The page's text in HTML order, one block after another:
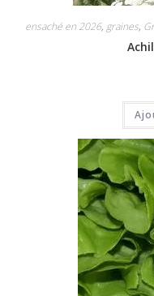
ensaché en 2026, graines,